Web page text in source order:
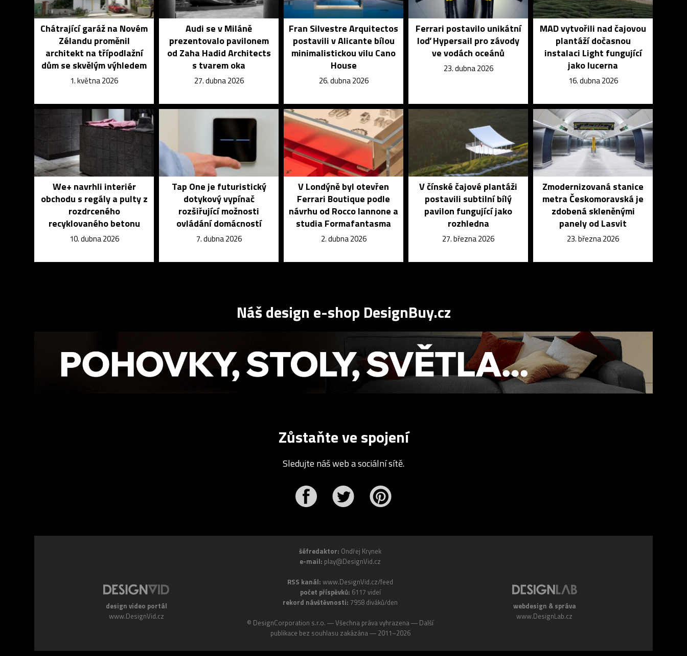
Chátrající garáž na Novém
Zélandu proměnil
architekt na třípodlažní
dům se skvělým výhledem
1. května 2026
Audi se v Miláně
prezentovalo pavilonem
od Zaha Hadid Architects
s tvarem oka
27. dubna 2026
Fran Silvestre Arquitectos
postavili v Alicante bílou
minimalistickou vilu Cano
House
26. dubna 2026
Ferrari postavilo unikátní
loď Hypersail pro závody
ve vodách oceánů
23. dubna 2026
MAD vytvořili nad čajovou
plantáží dočasnou
instalaci Light fungující
jako lucerna
16. dubna 2026
We+ navrhli interiér
obchodu s regály a pulty z
rozdrceného
recyklovaného betonu
10. dubna 2026
Tap One je futuristický
dotykový vypínač
rozšiřující možnosti
ovládání domácností
7. dubna 2026
V Londýně byl otevřen
Ferrari Boutique podle
návrhu od Rocco Iannone a
studia Formafantasma
2. dubna 2026
V čínské čajové plantáži
postavili subtilní bílý
pavilon fungující jako
rozhledna
27. března 2026
Zmodernizovaná stanice
metra Českomoravská je
zdobená skleněnými
panely od Lasvit
23. března 2026
Náš design e-shop DesignBuy.cz
Zůstaňte ve spojení
Sledujte náš web a sociální sítě.
design video portál
www.DesignVid.cz
šéfredaktor: Ondřej Krynek
e-mail: play@DesignVid.cz
RSS kanál: www.DesignVid.cz/feed
počet příspěvků: 6117 videí
rekord návštěvnosti: 7958 diváků/den
© DesignCorporation s.r.o. ― Všechna práva vyhrazena ― Další
publikace bez souhlasu zakázána ― 2011–2026
webdesign & správa
www.DesignLab.cz